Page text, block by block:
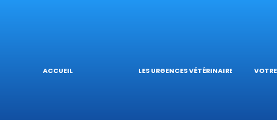
ACCUEIL LES URGENCES VÉTÉRINAIRES VOTRE